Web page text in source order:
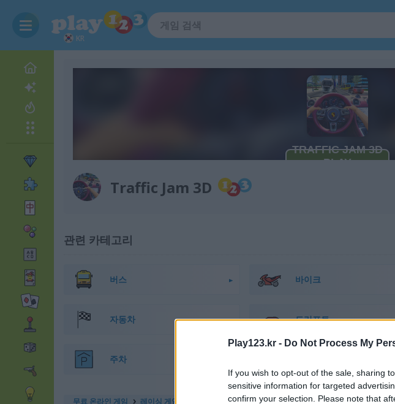
Play123.kr - Do Not Process My
If you wish to opt-out of the sale, sharing
sensitive information for targeted
confirm your selection. Please note that
KR
Traffic Jam 3D
관련 카테고리
버스 바이크
자동차 드리프트
주차
무료 온라인 게임 레이싱 게임 traffic jam 3d